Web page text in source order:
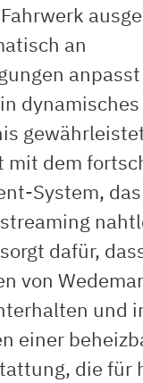
an
dynamisches
mit dem
System,
dafür,
von
und
einer
die für